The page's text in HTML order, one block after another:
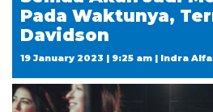
Pada Waktunya,
Davidson
19 January 2023 | 9:25 am | Indra